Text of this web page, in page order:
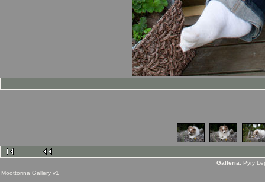
Galleria: Pyry
Moottorina Gallery v1